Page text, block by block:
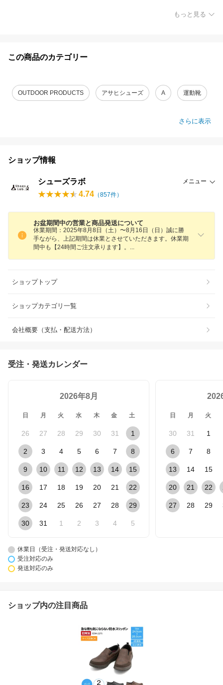
もっと見る
この商品のカテゴリー
OUTDOOR PRODUCTS アサヒシューズ A 運動靴
さらに表示
ショップ情報
シューズラボ メニュー
4.74 （857件）
お盆期間中の営業と商品発送について
休業期間：2025年8月8日（土）〜8月16日（日）誠に勝
手ながら、上記期間は休業とさせていただきます。休業期
間中も【24時間ご注文承ります】 。
ショップトップ
ショップカテゴリ一覧
会社概要（支払・配送方法）
受注・発送カレンダー
2026年8月
日 月 火 水 木 金 土
26 27 28 29 30 31 1
2 3 4 5 6 7 8
9 10 11 12 13 14 15
16 17 18 19 20 21 22
23 24 25 26 27 28 29
30 31 1 2 3 4 5
日 月 火
30 31 1
6 7 8
13 14 15
20 21 22
27 28 29
休業日（受注・発送対応なし）
受注対応のみ
発送対応のみ
ショップ内の注目商品